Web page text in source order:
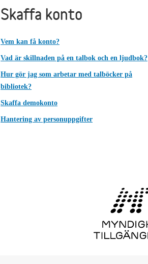
Skaffa konto
Vem kan få konto?
Vad är skillnaden på en talbok och en ljudbok?
Hur gör jag som arbetar med talböcker på
bibliotek?
Skaffa demokonto
Hantering av personuppgifter